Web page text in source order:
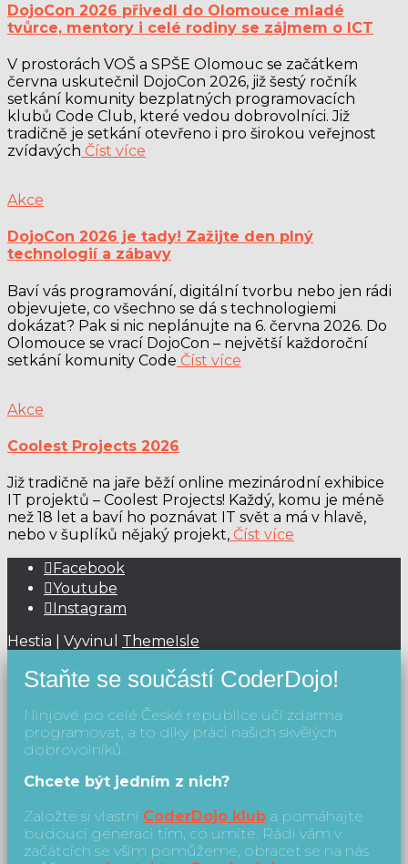
DojoCon 2026 přivedl do Olomouce mladé
tvůrce, mentory i celé rodiny se zájmem o ICT
V prostorách VOŠ a SPŠE Olomouc se začátkem
června uskutečnil DojoCon 2026, již šestý ročník
setkání komunity bezplatných programovacích
klubů Code Club, které vedou dobrovolníci. Již
tradičně je setkání otevřeno i pro širokou veřejnost
zvídavých Číst více
Akce
DojoCon 2026 je tady! Zažijte den plný
technologií a zábavy
Baví vás programování, digitální tvorbu nebo jen rádi
objevujete, co všechno se dá s technologiemi
dokázat? Pak si nic neplánujte na 6. června 2026. Do
Olomouce se vrací DojoCon – největší každoroční
setkání komunity Code Číst více
Akce
Coolest Projects 2026
Již tradičně na jaře běží online mezinárodní exhibice
IT projektů – Coolest Projects! Každý, komu je méně
než 18 let a baví ho poznávat IT svět a má v hlavě,
nebo v šuplíků nějaký projekt, Číst více
Facebook
Youtube
Instagram
Hestia | Vyvinul ThemeIsle
Staňte se součástí CoderDojo!
Ninjové po celé České republice učí zdarma
programovat, a to díky práci našich skvělých
dobrovolníků.
Chcete být jedním z nich?
Založte si vlastní CoderDojo klub a pomáhajte
budoucí generaci tím, co umíte. Rádi vám v
začátcích se vším pomůžeme, obracet se na nás